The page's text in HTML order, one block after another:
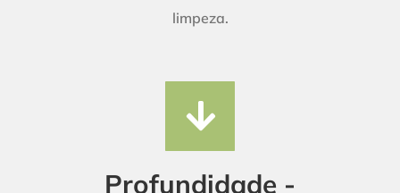
limpeza.
Profundidade -